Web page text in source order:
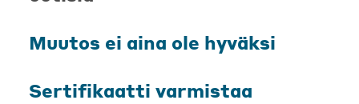
Muutos ei aina ole hyväksi
Sertifikaatti varmistaa